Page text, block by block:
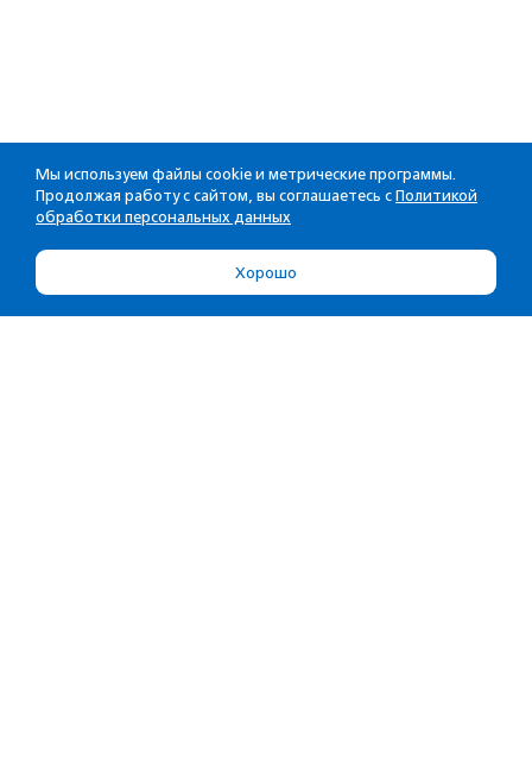
Мы используем файлы cookie и метрические программы.
Продолжая работу с сайтом, вы соглашаетесь с Политикой
обработки персональных данных
Хорошо